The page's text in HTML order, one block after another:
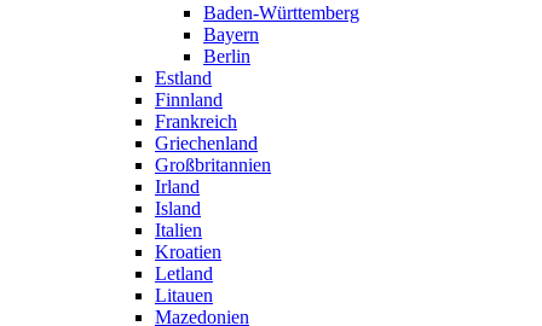
Baden-Württemberg
Bayern
Berlin
Estland
Finnland
Frankreich
Griechenland
Großbritannien
Irland
Island
Italien
Kroatien
Letland
Litauen
Mazedonien